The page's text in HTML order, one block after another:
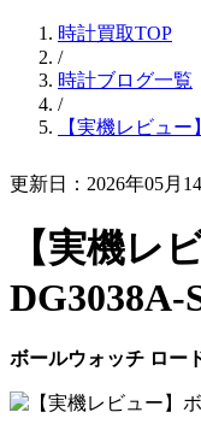
時計買取TOP
/
時計ブログ一覧
/
【実機レビュ
更新日：2026年05月
【実機レ
DG3038A-
ボールウォッチ ロー